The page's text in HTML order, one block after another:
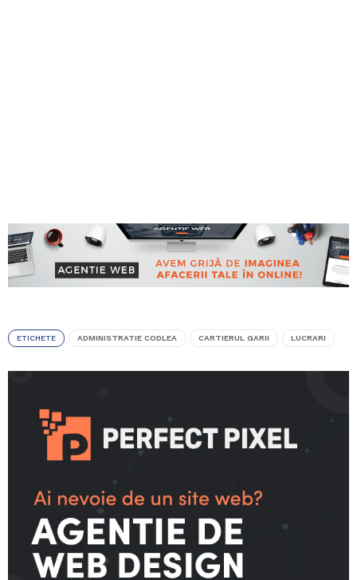
ETICHETE ADMINISTRATIE CODLEA CARTIERUL GARII LUCRARI